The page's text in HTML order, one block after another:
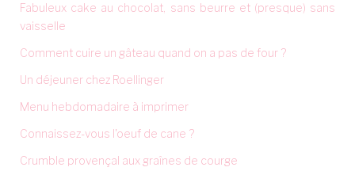
Fabuleux cake au chocolat, sans beurre et (presque) sans
vaisselle
Comment cuire un gâteau quand on a pas de four ?
Un déjeuner chez Roellinger
Menu hebdomadaire à imprimer
Connaissez-vous l'oeuf de cane ?
Crumble provençal aux graînes de courge